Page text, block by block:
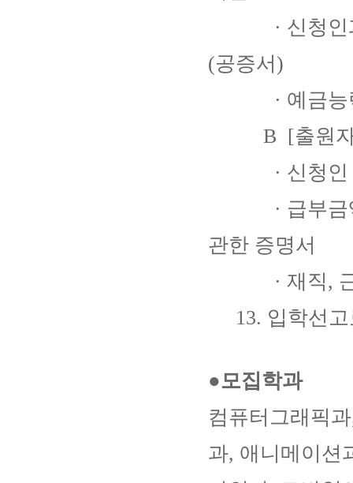
· 신청인과
(공증서)
· 예금능력
B [출원자
· 신청인
· 급부금액
관한 증명서
· 재직, 근
13. 입학선고
●모집학과
컴퓨터그래픽
과, 애니메이션